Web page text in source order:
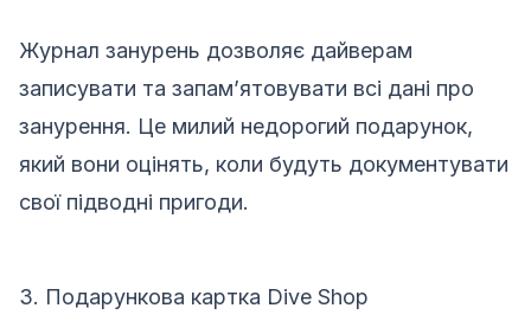
Журнал занурень дозволяє дайверам
записувати та запам’ятовувати всі дані про
занурення. Це милий недорогий подарунок,
який вони оцінять, коли будуть документувати
свої підводні пригоди.
3. Подарункова картка Dive Shop